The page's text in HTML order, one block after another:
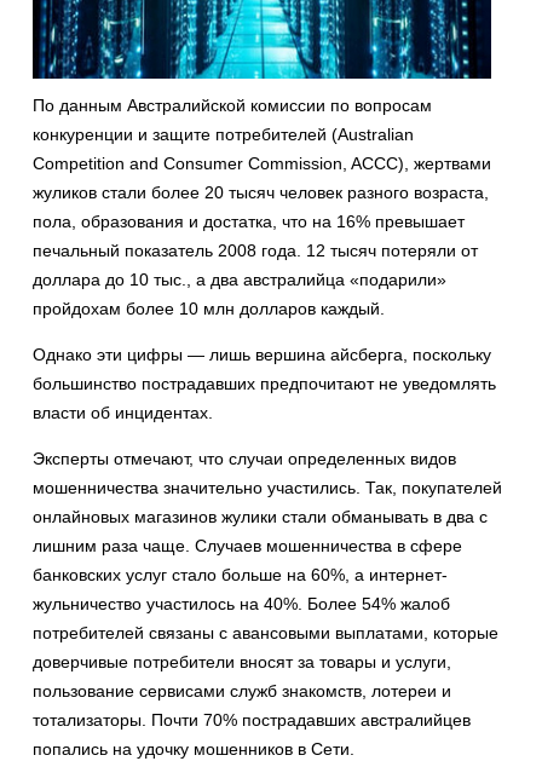
По данным Австралийской комиссии по вопросам
конкуренции и защите потребителей (Australian
Competition and Consumer Commission, ACCC), жертвами
жуликов стали более 20 тысяч человек разного возраста,
пола, образования и достатка, что на 16% превышает
печальный показатель 2008 года. 12 тысяч потеряли от
доллара до 10 тыс., а два австралийца «подарили»
пройдохам более 10 млн долларов каждый.
Однако эти цифры — лишь вершина айсберга, поскольку
большинство пострадавших предпочитают не уведомлять
власти об инцидентах.
Эксперты отмечают, что случаи определенных видов
мошенничества значительно участились. Так, покупателей
онлайновых магазинов жулики стали обманывать в два с
лишним раза чаще. Случаев мошенничества в сфере
банковских услуг стало больше на 60%, а интернет-
жульничество участилось на 40%. Более 54% жалоб
потребителей связаны с авансовыми выплатами, которые
доверчивые потребители вносят за товары и услуги,
пользование сервисами служб знакомств, лотереи и
тотализаторы. Почти 70% пострадавших австралийцев
попались на удочку мошенников в Сети.